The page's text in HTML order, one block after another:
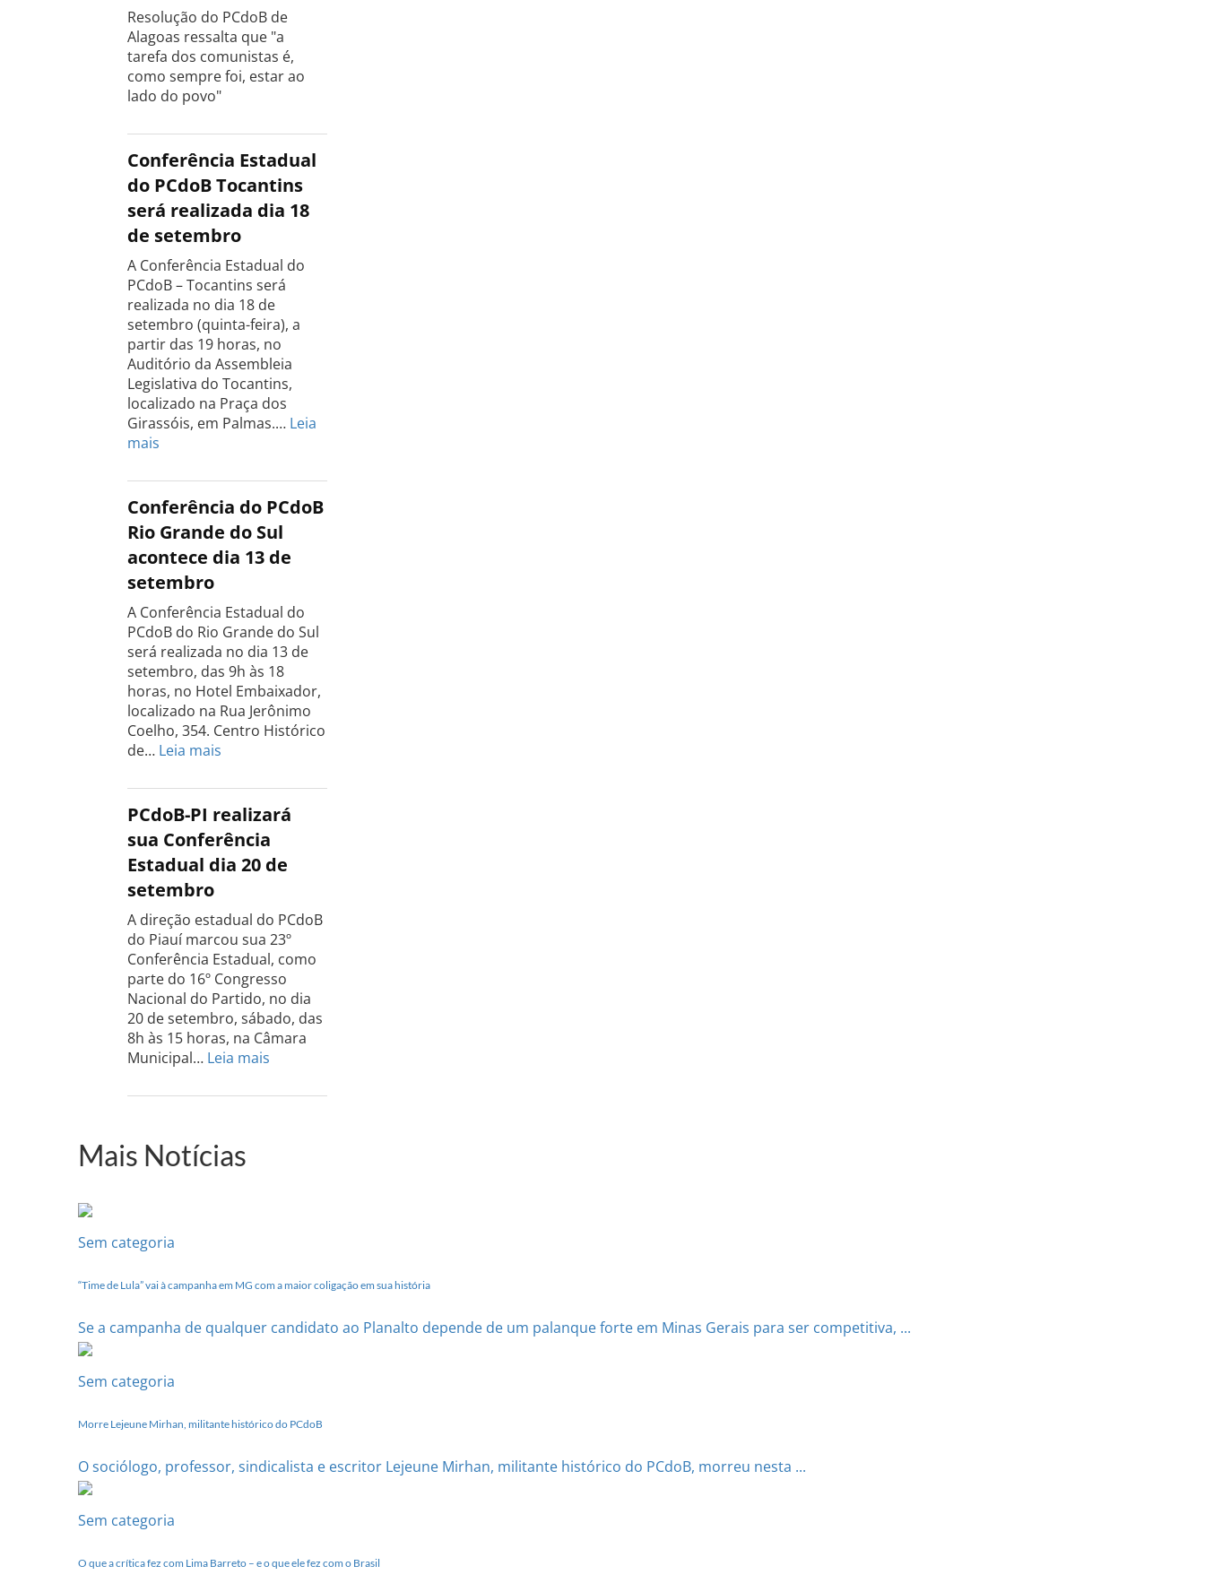
Resolução do PCdoB de
Alagoas ressalta que "a
tarefa dos comunistas é,
como sempre foi, estar ao
lado do povo"
Conferência Estadual
do PCdoB Tocantins
será realizada dia 18
de setembro
A Conferência Estadual do
PCdoB – Tocantins será
realizada no dia 18 de
setembro (quinta-feira), a
partir das 19 horas, no
Auditório da Assembleia
Legislativa do Tocantins,
localizado na Praça dos
Girassóis, em Palmas.… Leia
mais
Estadual
do
Tocantins
será
realizada
18
de
setembro
Conferência do PCdoB
Rio Grande do Sul
acontece dia 13 de
setembro
A Conferência Estadual do
PCdoB do Rio Grande do Sul
será realizada no dia 13 de
setembro, das 9h às 18
horas, no Hotel Embaixador,
localizado na Rua Jerônimo
Coelho, 354. Centro Histórico
de… Leia mais
do
PCdoB
Rio
Grande
do
dia
13
de
setembro
PCdoB-PI realizará
sua Conferência
Estadual dia 20 de
setembro
A direção estadual do PCdoB
do Piauí marcou sua 23º
Conferência Estadual, como
parte do 16º Congresso
Nacional do Partido, no dia
20 de setembro, sábado, das
8h às 15 horas, na Câmara
Municipal… Leia mais
PI
Mais Notícias
Sem categoria
“Time de Lula” vai à campanha em MG com a maior coligação em sua história
Se a campanha de qualquer candidato ao Planalto depende de um palanque forte em Minas Gerais para ser competitiva, ...
Sem categoria
Morre Lejeune Mirhan, militante histórico do PCdoB
O sociólogo, professor, sindicalista e escritor Lejeune Mirhan, militante histórico do PCdoB, morreu nesta ...
Sem categoria
O que a crítica fez com Lima Barreto – e o que ele fez com o Brasil